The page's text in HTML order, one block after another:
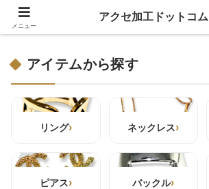
アクセ加工ドットコム
アイテムから探す
リング› ネックレス›
ピアス› バックル›
メニュー
アクセ加工ドットコム